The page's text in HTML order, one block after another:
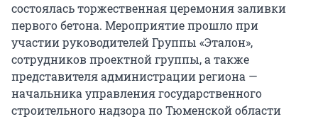
состоялась торжественная церемония заливки
первого бетона. Мероприятие прошло при
участии руководителей Группы «Эталон»,
сотрудников проектной группы, а также
представителя администрации региона —
начальника управления государственного
строительного надзора по Тюменской области